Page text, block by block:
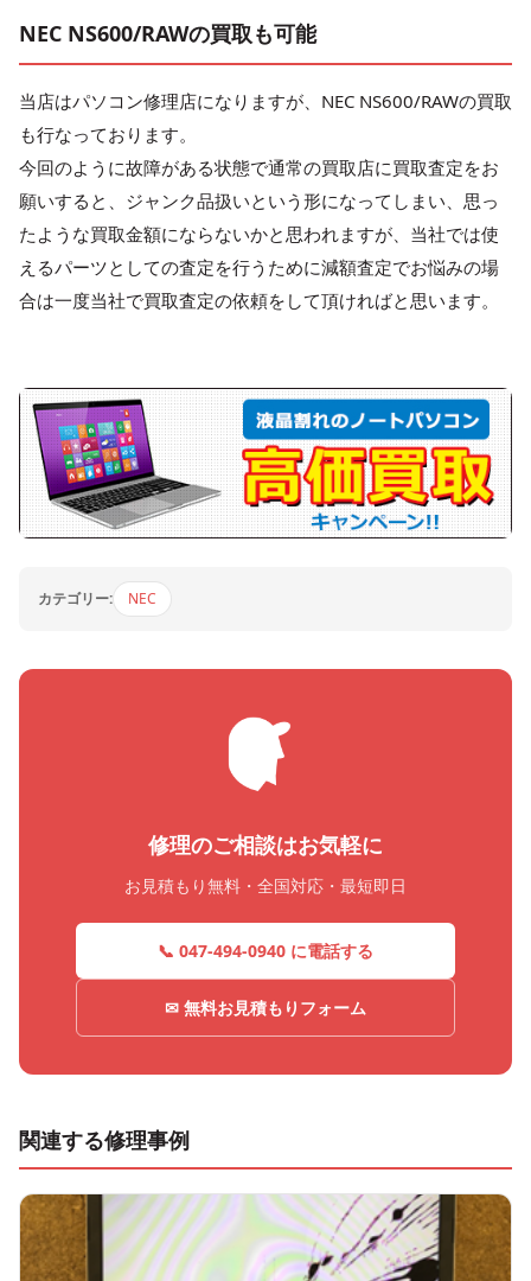
NEC NS600/RAWの買取も可能
当店はパソコン修理店になりますが、NEC NS600/RAWの買取
も行なっております。
今回のように故障がある状態で通常の買取店に買取査定をお
願いすると、ジャンク品扱いという形になってしまい、思っ
たような買取金額にならないかと思われますが、当社では使
えるパーツとしての査定を行うために減額査定でお悩みの場
合は一度当社で買取査定の依頼をして頂ければと思います。
カテゴリー: NEC
修理のご相談はお気軽に
お見積もり無料・全国対応・最短即日
📞 047-494-0940 に電話する
✉ 無料お見積もりフォーム
関連する修理事例